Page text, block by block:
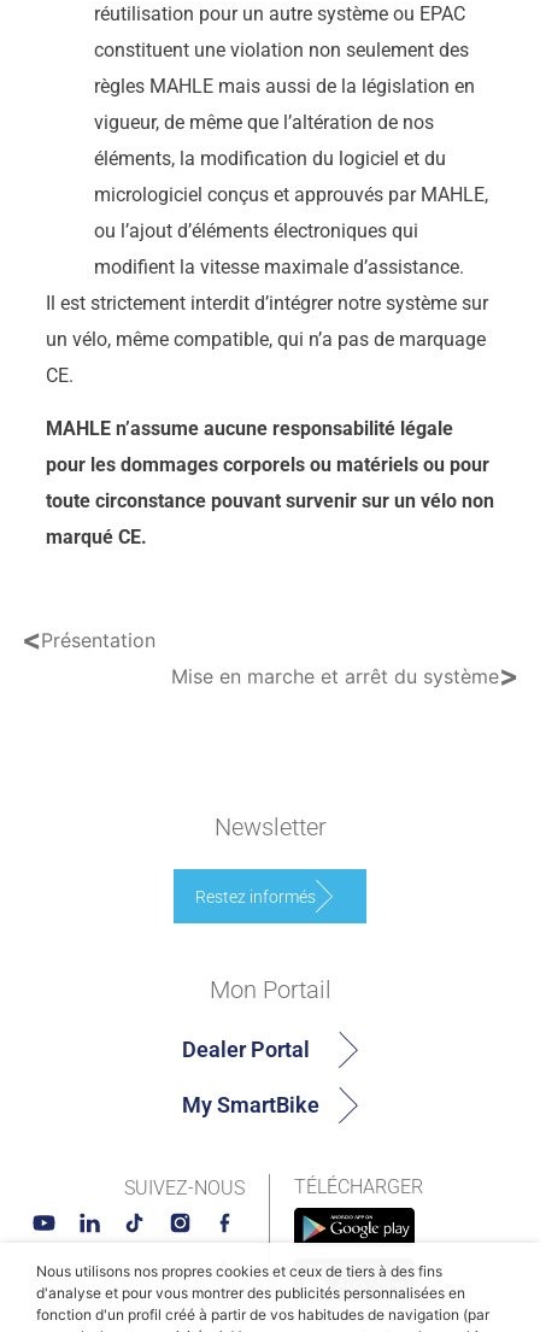
réutilisation pour un autre système ou EPAC
constituent une violation non seulement des
règles MAHLE mais aussi de la législation en
vigueur, de même que l’altération de nos
éléments, la modification du logiciel et du
micrologiciel conçus et approuvés par MAHLE,
ou l’ajout d’éléments électroniques qui
modifient la vitesse maximale d’assistance.
Il est strictement interdit d’intégrer notre système sur
un vélo, même compatible, qui n’a pas de marquage
CE.
MAHLE n’assume aucune responsabilité légale
pour les dommages corporels ou matériels ou pour
toute circonstance pouvant survenir sur un vélo non
marqué CE.
<Présentation
Mise en marche et arrêt du système>
Newsletter
Restez informés
TÉLÉCHARGER
Mon Portail
Dealer Portal
My SmartBike
SUIVEZ-NOUS
Nous utilisons nos propres cookies et ceux de tiers à des fins
d'analyse et pour vous montrer des publicités personnalisées en
fonction d'un profil créé à partir de vos habitudes de navigation (par